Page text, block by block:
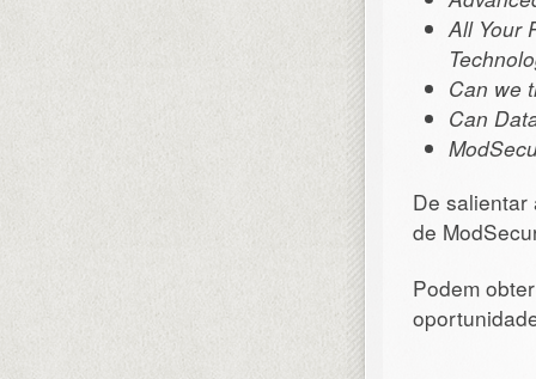
All Your
Can we
Can
De
de
Podem